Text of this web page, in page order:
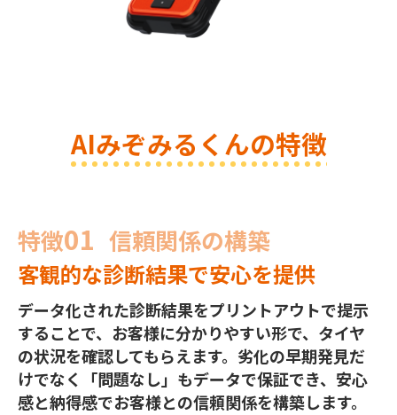
AIみぞみるくんの特徴
特徴01 信頼関係の構築
客観的な診断結果で安心を提供
データ化された診断結果をプリントアウトで提示
することで、お客様に分かりやすい形で、タイヤ
の状況を確認してもらえます。劣化の早期発見だ
けでなく「問題なし」もデータで保証でき、安心
感と納得感でお客様との信頼関係を構築します。